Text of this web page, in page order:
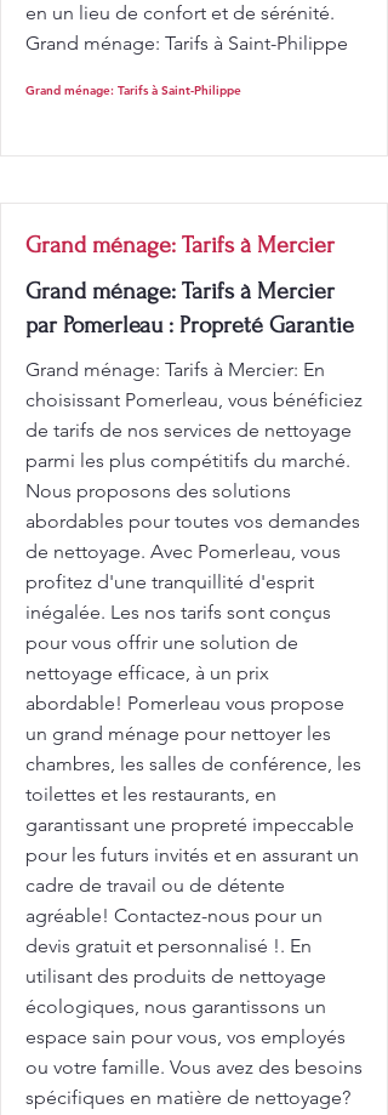
en un lieu de confort et de sérénité.
Grand ménage: Tarifs à Saint-Philippe
Grand ménage: Tarifs à Saint-Philippe
Grand ménage: Tarifs à Mercier
Grand ménage: Tarifs à Mercier
par Pomerleau : Propreté Garantie
Grand ménage: Tarifs à Mercier: En
choisissant Pomerleau, vous bénéficiez
de tarifs de nos services de nettoyage
parmi les plus compétitifs du marché.
Nous proposons des solutions
abordables pour toutes vos demandes
de nettoyage. Avec Pomerleau, vous
profitez d'une tranquillité d'esprit
inégalée. Les nos tarifs sont conçus
pour vous offrir une solution de
nettoyage efficace, à un prix
abordable! Pomerleau vous propose
un grand ménage pour nettoyer les
chambres, les salles de conférence, les
toilettes et les restaurants, en
garantissant une propreté impeccable
pour les futurs invités et en assurant un
cadre de travail ou de détente
agréable! Contactez-nous pour un
devis gratuit et personnalisé !. En
utilisant des produits de nettoyage
écologiques, nous garantissons un
espace sain pour vous, vos employés
ou votre famille. Vous avez des besoins
spécifiques en matière de nettoyage?